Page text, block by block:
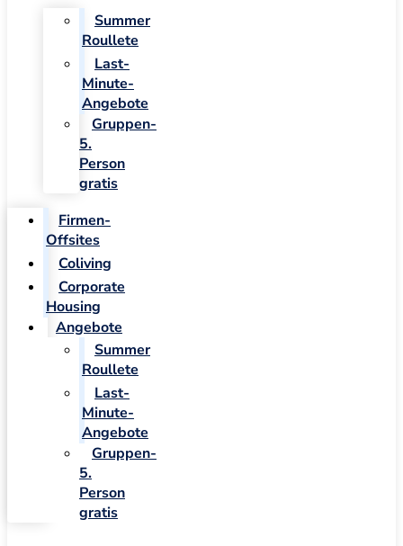
Summer
Roullete
Last-
Minute-
Angebote
Gruppen-
5.
Person
gratis
Firmen-
Offsites
Coliving
Corporate
Housing
Angebote
Summer
Roullete
Last-
Minute-
Angebote
Gruppen-
5.
Person
gratis